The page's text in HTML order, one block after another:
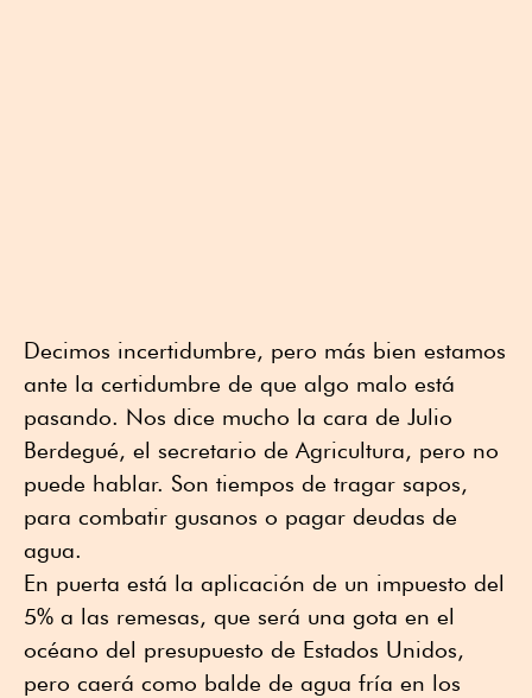
Decimos incertidumbre, pero más bien estamos
ante la certidumbre de que algo malo está
pasando. Nos dice mucho la cara de Julio
Berdegué, el secretario de Agricultura, pero no
puede hablar. Son tiempos de tragar sapos,
para combatir gusanos o pagar deudas de
agua.
En puerta está la aplicación de un impuesto del
5% a las remesas, que será una gota en el
océano del presupuesto de Estados Unidos,
pero caerá como balde de agua fría en los